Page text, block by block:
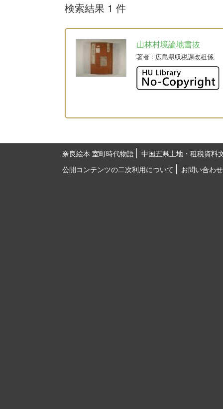
検索結果 1 件
山林村境論地書抜
著者 : 広島県収税課改租係
奈良絵本 室町時代物語
中国五県土地・租税資料
公開コンテンツの二次利用について
お問い合わせ